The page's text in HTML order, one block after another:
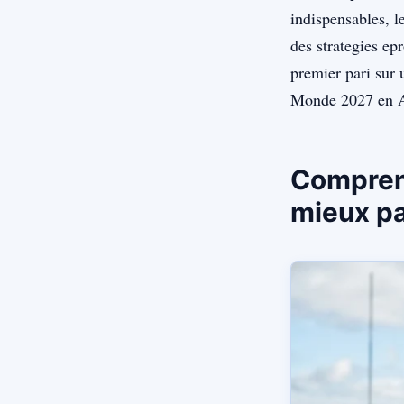
indispensables,
des strategies
premier pari sur
Monde 2027 en
mieux